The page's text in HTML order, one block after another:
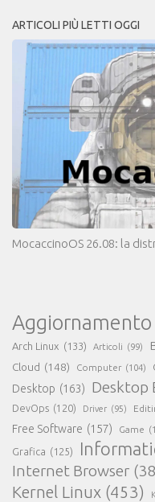
ARTICOLI PIÙ LETTI OGGI
MocaccinoOS 26.08: la
Aggiornamento
Arch Linux (133) Articoli (99)
Cloud (148) Computer (104)
Desktop (163) Desktop
DevOps (120) Driver (95)
Free Software (157) Game
Grafica (125)
Internet Browser
Kernel Linux (453)